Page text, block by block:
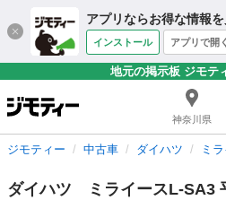
アプリならお得な情報を
インストール アプリで開く
地元の掲示板 ジモテ
神奈川県
ジモティー 中古車 ダイハツ ミ
ダイハツ ミライースL-SA3